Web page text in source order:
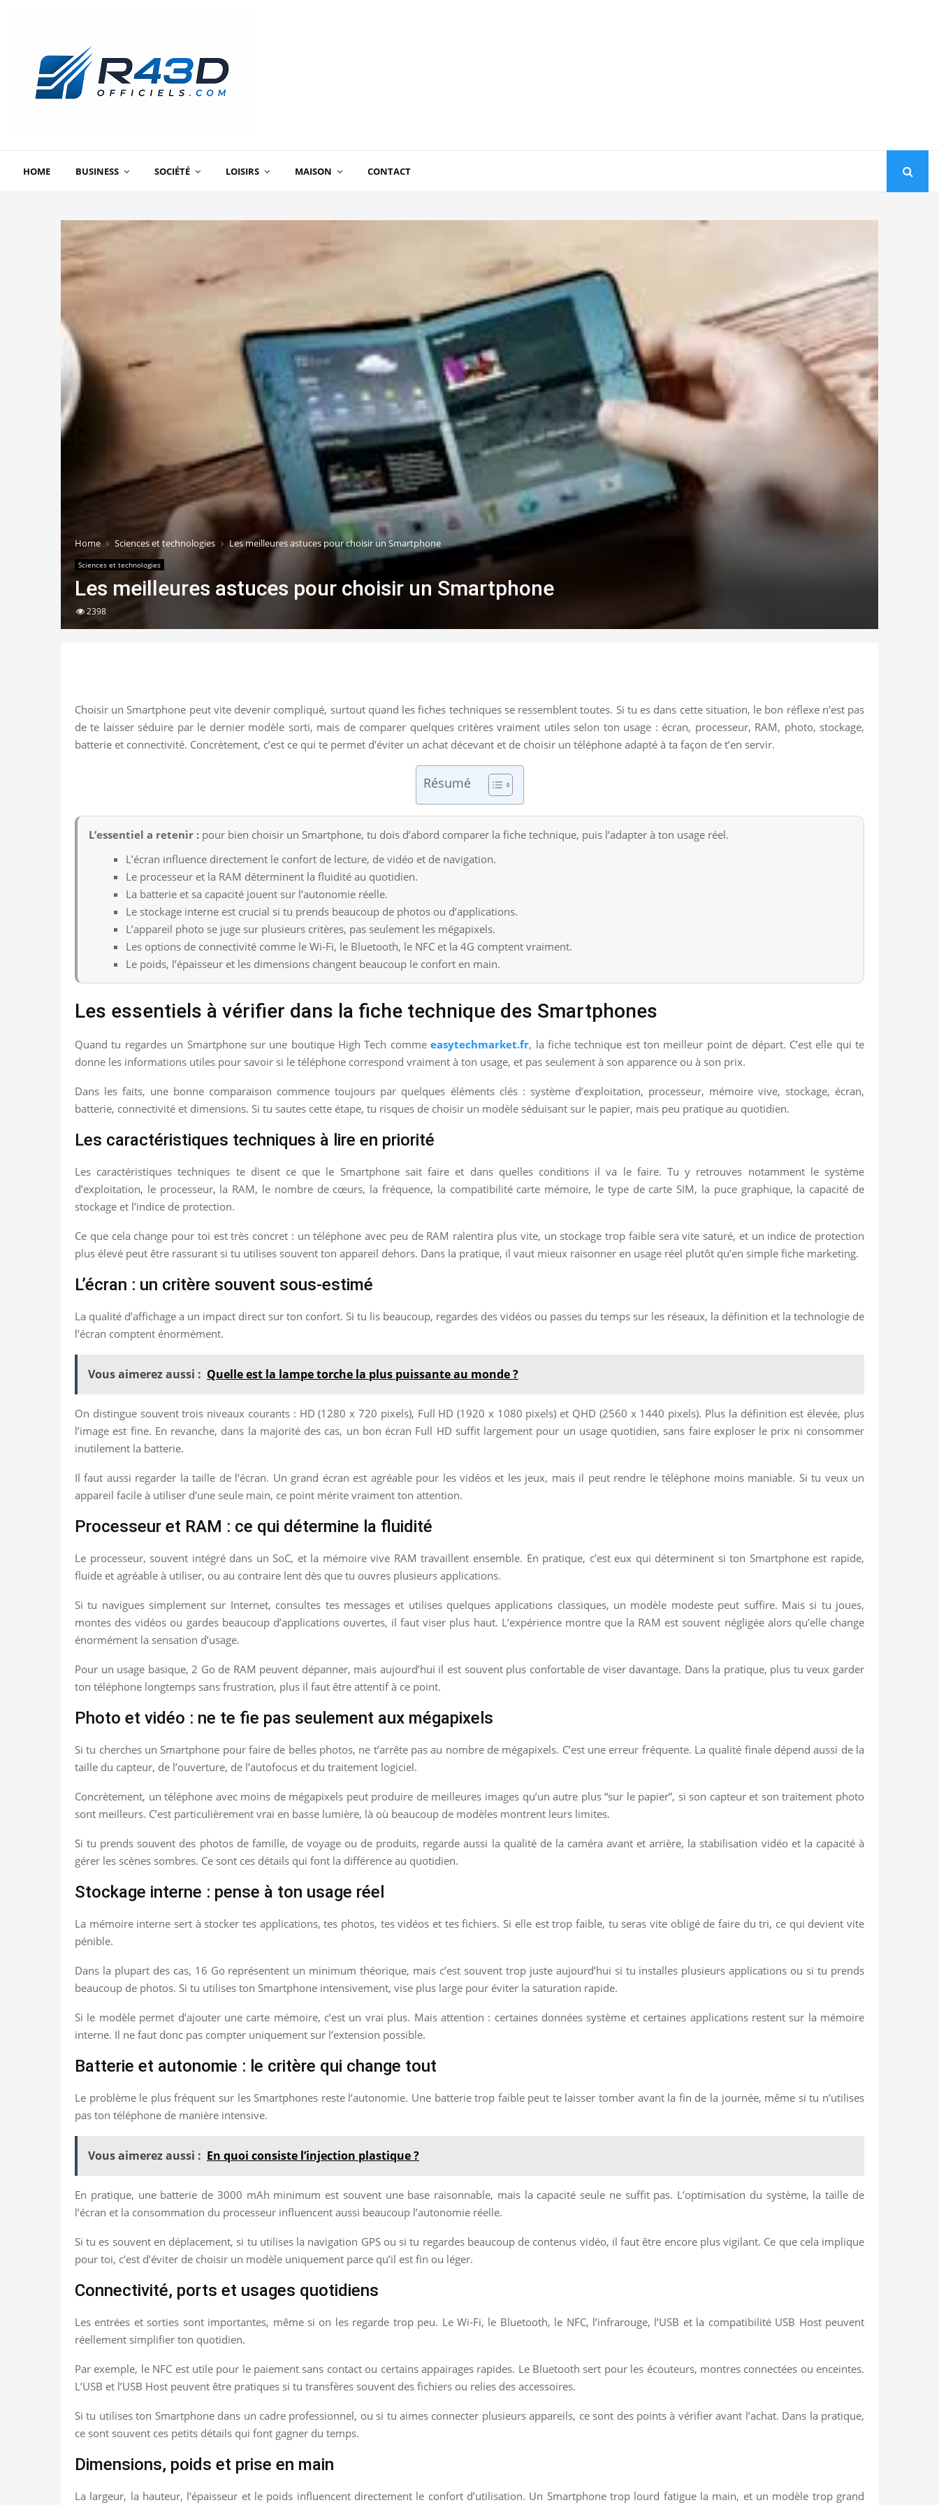
HOME BUSINESS SOCIÉTÉ LOISIRS MAISON CONTACT
Home Sciences et technologies Les meilleures astuces pour choisir un Smartphone
Sciences et technologies
Les meilleures astuces pour choisir un Smartphone
2398
Choisir un Smartphone peut vite devenir compliqué, surtout quand les fiches techniques se ressemblent toutes. Si tu es dans cette situation, le bon réflexe n’est pas
de te laisser séduire par le dernier modèle sorti, mais de comparer quelques critères vraiment utiles selon ton usage : écran, processeur, RAM, photo, stockage,
batterie et connectivité. Concrètement, c’est ce qui te permet d’éviter un achat décevant et de choisir un téléphone adapté à ta façon de t’en servir.
Résumé
L’essentiel a retenir : pour bien choisir un Smartphone, tu dois d’abord comparer la fiche technique, puis l’adapter à ton usage réel.
L’écran influence directement le confort de lecture, de vidéo et de navigation.
Le processeur et la RAM déterminent la fluidité au quotidien.
La batterie et sa capacité jouent sur l’autonomie réelle.
Le stockage interne est crucial si tu prends beaucoup de photos ou d’applications.
L’appareil photo se juge sur plusieurs critères, pas seulement les mégapixels.
Les options de connectivité comme le Wi‑Fi, le Bluetooth, le NFC et la 4G comptent vraiment.
Le poids, l’épaisseur et les dimensions changent beaucoup le confort en main.
Les essentiels à vérifier dans la fiche technique des Smartphones
Quand tu regardes un Smartphone sur une boutique High Tech commeeasytechmarket.fr, la fiche technique est ton meilleur point de départ. C’est elle qui te
donne les informations utiles pour savoir si le téléphone correspond vraiment à ton usage, et pas seulement à son apparence ou à son prix.
Dans les faits, une bonne comparaison commence toujours par quelques éléments clés : système d’exploitation, processeur, mémoire vive, stockage, écran,
batterie, connectivité et dimensions. Si tu sautes cette étape, tu risques de choisir un modèle séduisant sur le papier, mais peu pratique au quotidien.
Les caractéristiques techniques à lire en priorité
Les caractéristiques techniques te disent ce que le Smartphone sait faire et dans quelles conditions il va le faire. Tu y retrouves notamment le système
d’exploitation, le processeur, la RAM, le nombre de cœurs, la fréquence, la compatibilité carte mémoire, le type de carte SIM, la puce graphique, la capacité de
stockage et l’indice de protection.
Ce que cela change pour toi est très concret : un téléphone avec peu de RAM ralentira plus vite, un stockage trop faible sera vite saturé, et un indice de protection
plus élevé peut être rassurant si tu utilises souvent ton appareil dehors. Dans la pratique, il vaut mieux raisonner en usage réel plutôt qu’en simple fiche marketing.
L’écran : un critère souvent sous-estimé
La qualité d’affichage a un impact direct sur ton confort. Si tu lis beaucoup, regardes des vidéos ou passes du temps sur les réseaux, la définition et la technologie de
l’écran comptent énormément.
Vous aimerez aussi : Quelle est la lampe torche la plus puissante au monde ?
On distingue souvent trois niveaux courants : HD (1280 x 720 pixels), Full HD (1920 x 1080 pixels) et QHD (2560 x 1440 pixels). Plus la définition est élevée, plus
l’image est fine. En revanche, dans la majorité des cas, un bon écran Full HD suffit largement pour un usage quotidien, sans faire exploser le prix ni consommer
inutilement la batterie.
Il faut aussi regarder la taille de l’écran. Un grand écran est agréable pour les vidéos et les jeux, mais il peut rendre le téléphone moins maniable. Si tu veux un
appareil facile à utiliser d’une seule main, ce point mérite vraiment ton attention.
Processeur et RAM : ce qui détermine la fluidité
Le processeur, souvent intégré dans un SoC, et la mémoire vive RAM travaillent ensemble. En pratique, c’est eux qui déterminent si ton Smartphone est rapide,
fluide et agréable à utiliser, ou au contraire lent dès que tu ouvres plusieurs applications.
Si tu navigues simplement sur Internet, consultes tes messages et utilises quelques applications classiques, un modèle modeste peut suffire. Mais si tu joues,
montes des vidéos ou gardes beaucoup d’applications ouvertes, il faut viser plus haut. L’expérience montre que la RAM est souvent négligée alors qu’elle change
énormément la sensation d’usage.
Pour un usage basique, 2 Go de RAM peuvent dépanner, mais aujourd’hui il est souvent plus confortable de viser davantage. Dans la pratique, plus tu veux garder
ton téléphone longtemps sans frustration, plus il faut être attentif à ce point.
Photo et vidéo : ne te fie pas seulement aux mégapixels
Si tu cherches un Smartphone pour faire de belles photos, ne t’arrête pas au nombre de mégapixels. C’est une erreur fréquente. La qualité finale dépend aussi de la
taille du capteur, de l’ouverture, de l’autofocus et du traitement logiciel.
Concrètement, un téléphone avec moins de mégapixels peut produire de meilleures images qu’un autre plus “sur le papier”, si son capteur et son traitement photo
sont meilleurs. C’est particulièrement vrai en basse lumière, là où beaucoup de modèles montrent leurs limites.
Si tu prends souvent des photos de famille, de voyage ou de produits, regarde aussi la qualité de la caméra avant et arrière, la stabilisation vidéo et la capacité à
gérer les scènes sombres. Ce sont ces détails qui font la différence au quotidien.
Stockage interne : pense à ton usage réel
La mémoire interne sert à stocker tes applications, tes photos, tes vidéos et tes fichiers. Si elle est trop faible, tu seras vite obligé de faire du tri, ce qui devient vite
pénible.
Dans la plupart des cas, 16 Go représentent un minimum théorique, mais c’est souvent trop juste aujourd’hui si tu installes plusieurs applications ou si tu prends
beaucoup de photos. Si tu utilises ton Smartphone intensivement, vise plus large pour éviter la saturation rapide.
Si le modèle permet d’ajouter une carte mémoire, c’est un vrai plus. Mais attention : certaines données système et certaines applications restent sur la mémoire
interne. Il ne faut donc pas compter uniquement sur l’extension possible.
Batterie et autonomie : le critère qui change tout
Le problème le plus fréquent sur les Smartphones reste l’autonomie. Une batterie trop faible peut te laisser tomber avant la fin de la journée, même si tu n’utilises
pas ton téléphone de manière intensive.
Vous aimerez aussi : En quoi consiste l’injection plastique ?
En pratique, une batterie de 3000 mAh minimum est souvent une base raisonnable, mais la capacité seule ne suffit pas. L’optimisation du système, la taille de
l’écran et la consommation du processeur influencent aussi beaucoup l’autonomie réelle.
Si tu es souvent en déplacement, si tu utilises la navigation GPS ou si tu regardes beaucoup de contenus vidéo, il faut être encore plus vigilant. Ce que cela implique
pour toi, c’est d’éviter de choisir un modèle uniquement parce qu’il est fin ou léger.
Connectivité, ports et usages quotidiens
Les entrées et sorties sont importantes, même si on les regarde trop peu. Le Wi‑Fi, le Bluetooth, le NFC, l’infrarouge, l’USB et la compatibilité USB Host peuvent
réellement simplifier ton quotidien.
Par exemple, le NFC est utile pour le paiement sans contact ou certains appairages rapides. Le Bluetooth sert pour les écouteurs, montres connectées ou enceintes.
L’USB et l’USB Host peuvent être pratiques si tu transfères souvent des fichiers ou relies des accessoires.
Si tu utilises ton Smartphone dans un cadre professionnel, ou si tu aimes connecter plusieurs appareils, ce sont des points à vérifier avant l’achat. Dans la pratique,
ce sont souvent ces petits détails qui font gagner du temps.
Dimensions, poids et prise en main
La largeur, la hauteur, l’épaisseur et le poids influencent directement le confort d’utilisation. Un Smartphone trop lourd fatigue la main, et un modèle trop grand